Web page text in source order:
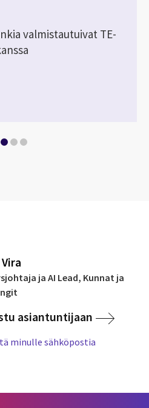
valmistautuivat TE-
ja AI Lead, Kunnat ja
asiantuntijaan
minulle sähköpostia